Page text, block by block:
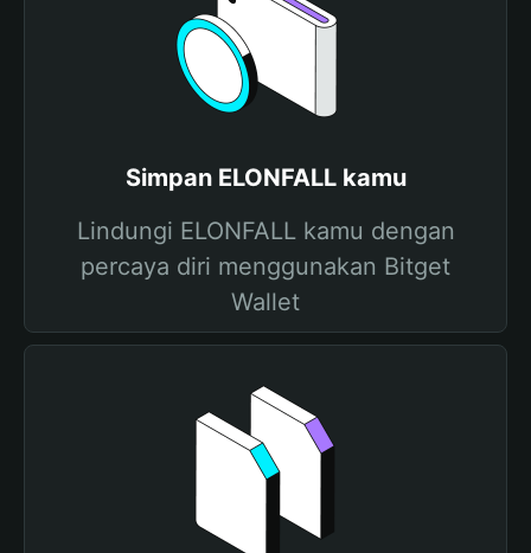
Simpan ELONFALL kamu
Lindungi ELONFALL kamu dengan
percaya diri menggunakan Bitget
Wallet